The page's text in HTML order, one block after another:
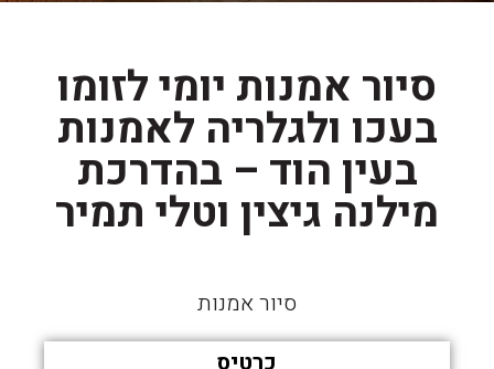
סיור אמנות יומי לזומו
בעכו ולגלריה לאמנות
בעין הוד – בהדרכת
מילנה גיצין וטלי תמיר
סיור אמנות
כרטיס